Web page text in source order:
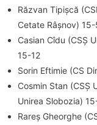
Răzvan Tipișcă
Cetate Râșnov) 15-
Casian Cîdu (CSȘ
15-12
Sorin Eftimie (CS
Cosmin Stan (CSȘ
Unirea Slobozia)
Rareș Gheorghe